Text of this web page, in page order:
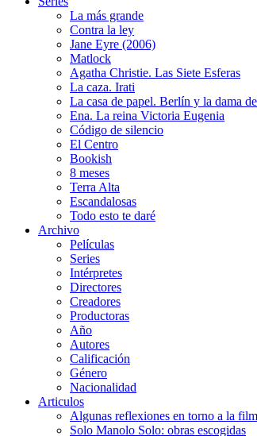
La más grande
Contra la ley
Jane Eyre (2006)
Matlock
Agatha Christie. Las Siete Esferas
La caza. Irati
La casa de papel. Berlín y la dama
Ena. La reina Victoria Eugenia
Código de silencio
El Centro
Bookish
8 meses
Terra Alta
Escandalosas
Todo esto te daré
Archivo
Películas
Series
Intérpretes
Directores
Creadores
Productoras
Año
Autores
Calificación
Género
Nacionalidad
Articulos
Algunas reflexiones en torno a la
Solo Manolo Solo: obras escogidas